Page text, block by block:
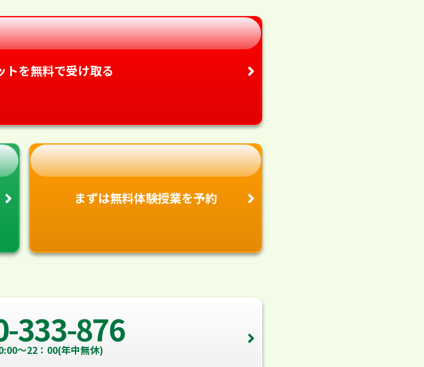
トを無料で受け取る
まずは無料体験授業を予約
333-876
～22：00(年中無休)